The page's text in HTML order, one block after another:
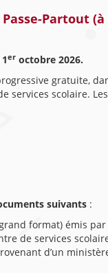
Partout
eroctobre 2026.
gratuite,
scolaire.
suivants:
format) émis
de services
d’un